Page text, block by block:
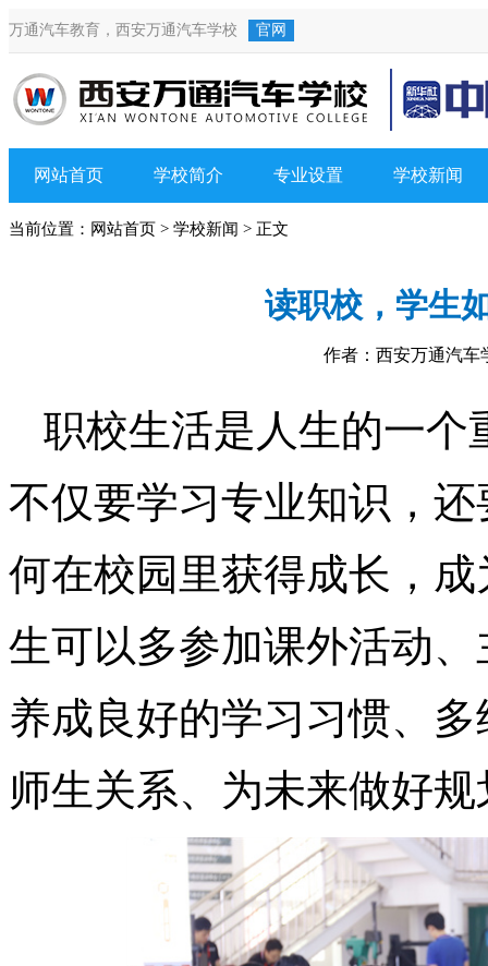
万通汽车教育， 西安万通汽车学校 官网
网站首页 学校简介 专业设置 学校新闻
当前位置： 网站首页 > 学校新闻 > 正文
读职校，学生
作者：西安万通汽
职校生活是人生的一个
不仅要学习专业知识，
何在校园里获得成长，
生可以多参加课外活动
养成良好的学习习惯、
师生关系、为未来做好规